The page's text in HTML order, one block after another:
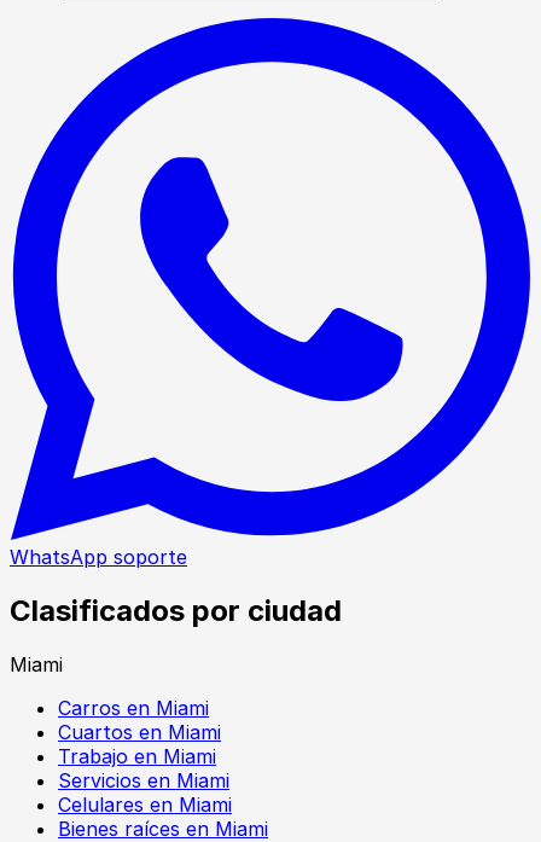
WhatsApp soporte
Clasificados por ciudad
Miami
Carros en Miami
Cuartos en Miami
Trabajo en Miami
Servicios en Miami
Celulares en Miami
Bienes raíces en Miami